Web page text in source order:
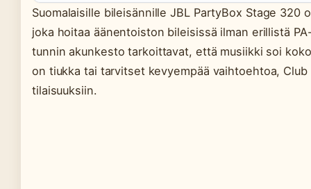
Suomalaisille bileisännille JBL PartyBox Stage
joka hoitaa äänentoiston bileisissä ilman erillistä
tunnin akunkesto tarkoittavat, että musiikki soi
on tiukka tai tarvitset kevyempää vaihtoehtoa,
tilaisuuksiin.